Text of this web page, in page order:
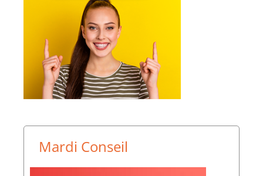
Mardi Conseil